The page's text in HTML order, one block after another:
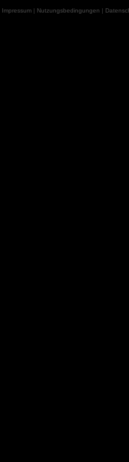
Impressum| Nutzungsbedingungen |